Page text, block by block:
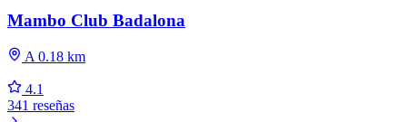
Mambo Club Badalona
A 0.18 km
4.1
341 reseñas